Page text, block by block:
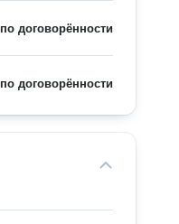
по договорённости
по договорённости